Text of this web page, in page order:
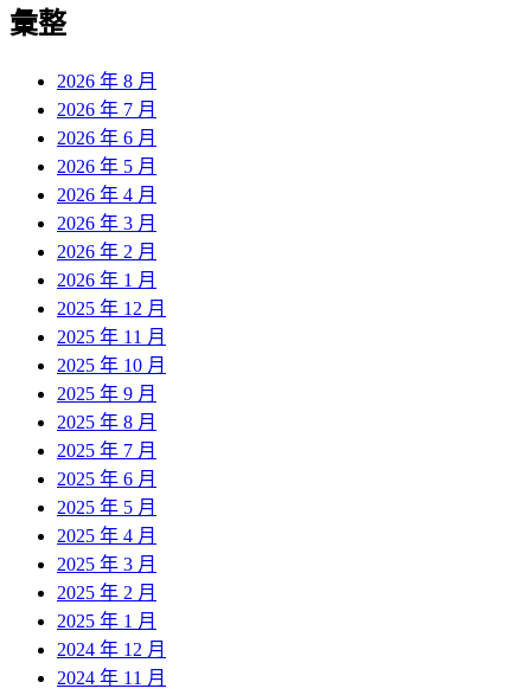
彙整
2026 年 8 月
2026 年 7 月
2026 年 6 月
2026 年 5 月
2026 年 4 月
2026 年 3 月
2026 年 2 月
2026 年 1 月
2025 年 12 月
2025 年 11 月
2025 年 10 月
2025 年 9 月
2025 年 8 月
2025 年 7 月
2025 年 6 月
2025 年 5 月
2025 年 4 月
2025 年 3 月
2025 年 2 月
2025 年 1 月
2024 年 12 月
2024 年 11 月